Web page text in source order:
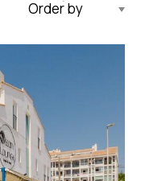
Mise À Jour Par Ordre Décroissant